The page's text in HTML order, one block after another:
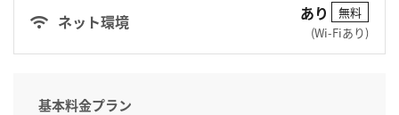
ネット環境 あり
無料
(Wi-Fiあり)
基本料金プラン